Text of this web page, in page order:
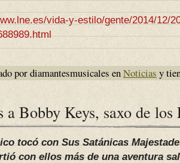
vida-y-estilo/gente/2014/12/
por diamantesmusicales enNoticias y
a Bobby Keys, saxo de los
tocó con Sus Satánicas
con ellos más de una aventura